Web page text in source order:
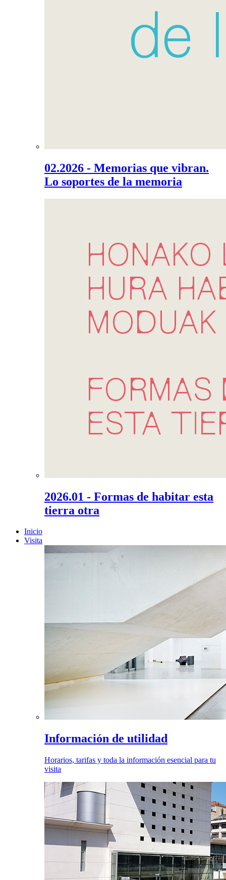
02.2026 - Memorias que vibran.
Lo soportes de la memoria
2026.01 - Formas de habitar esta
tierra otra
Inicio
Visita
Información de utilidad
Horarios, tarifas y toda la información esencial para tu
visita